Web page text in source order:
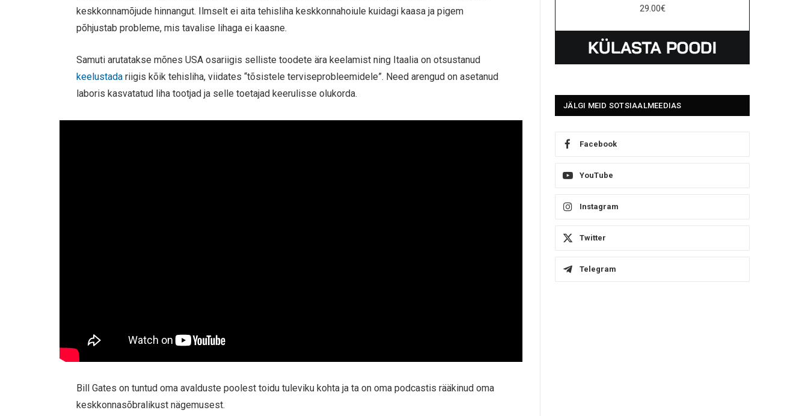
keskkonnamõjude hinnangut. Ilmselt ei aita tehisliha keskkonnahoiule kuidagi kaasa ja pigem
põhjustab probleme, mis tavalise lihaga ei kaasne.
Samuti arutatakse mõnes USA osariigis selliste toodete ära keelamist ning Itaalia on otsustanud
keelustadariigis kõik tehisliha, viidates “tõsistele terviseprobleemidele”. Need arengud on asetanud
laboris kasvatatud liha tootjad ja selle toetajad keerulisse olukorda.
Bill Gates on tuntud oma avalduste poolest toidu tuleviku kohta ja ta on oma podcastis rääkinud oma
keskkonnasõbralikust nägemusest.
29.00€
JÄLGI MEID SOTSIAALMEEDIAS
Facebook
YouTube
Instagram
Twitter
Telegram